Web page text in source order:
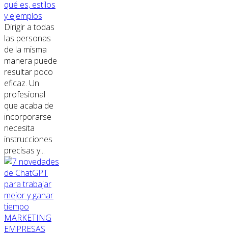
qué es, estilos
y ejemplos
Dirigir a todas
las personas
de la misma
manera puede
resultar poco
eficaz. Un
profesional
que acaba de
incorporarse
necesita
instrucciones
precisas y...
MARKETING
EMPRESAS